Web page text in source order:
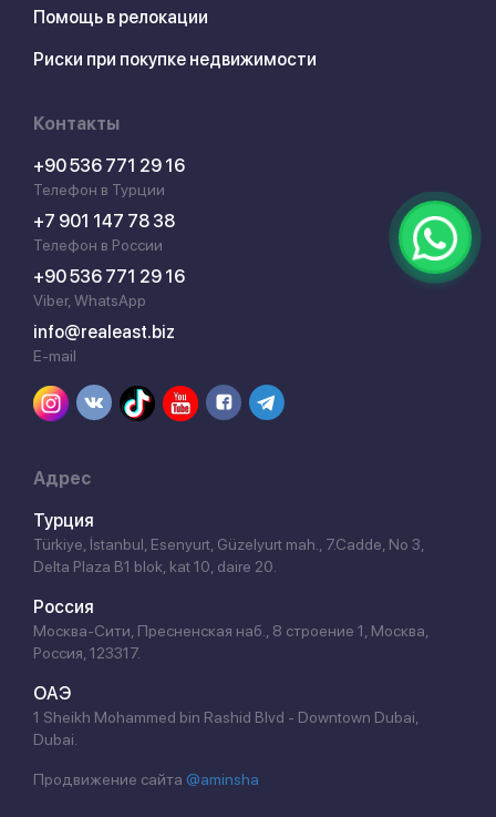
Помощь в релокации
Риски при покупке недвижимости
Контакты
+90 536 771 29 16
Телефон в Турции
+7 901 147 78 38
Телефон в России
+90 536 771 29 16
Viber, WhatsApp
info@realeast.biz
E-mail
Адрес
Турция
Türkiye, İstanbul, Esenyurt, Güzelyurt mah., 7.Cadde, No 3,
Delta Plaza B1 blok, kat 10, daire 20.
Россия
Москва-Сити, Пресненская наб., 8 строение 1, Москва,
Россия, 123317.
ОАЭ
1 Sheikh Mohammed bin Rashid Blvd - Downtown Dubai,
Dubai.
Продвижение сайта @aminsha